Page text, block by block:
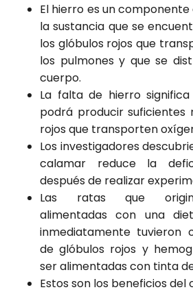
El hierro es un
la sustancia que se
los glóbulos rojos que
los pulmones y que se
cuerpo.
La falta de hierro
podrá producir suficientes
rojos que transporten
Los investigadores
calamar reduce la
después de realizar
Las ratas que
alimentadas con una
inmediatamente tuvieron
de glóbulos rojos y
ser alimentadas con tinta
Estos son los beneficios del